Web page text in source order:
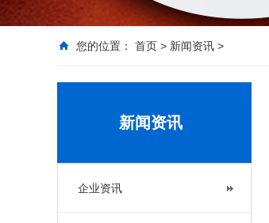
您的位置： 首页 > 新闻资讯 >
新闻资讯
企业资讯